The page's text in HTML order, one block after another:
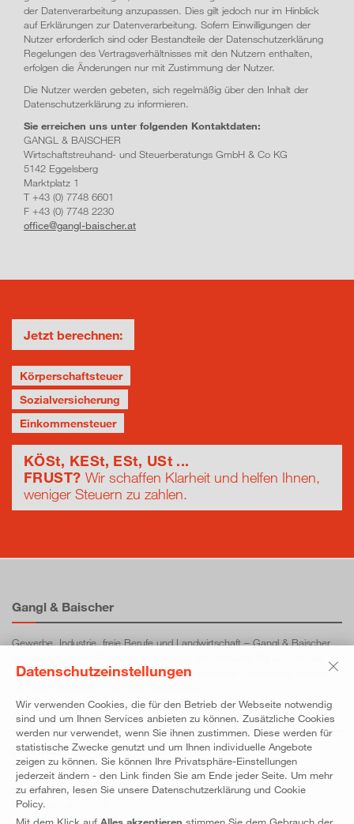
der Datenverarbeitung anzupassen. Dies gilt jedoch nur im Hinblick
auf Erklärungen zur Datenverarbeitung. Sofern Einwilligungen der
Nutzer erforderlich sind oder Bestandteile der Datenschutz­erklärung
Regelungen des Vertrags­verhältnisses mit den Nutzern enthalten,
erfolgen die Änderungen nur mit Zustimmung der Nutzer.
Die Nutzer werden gebeten, sich regelmäßig über den Inhalt der
Datenschutz­erklärung zu informieren.
Sie erreichen uns unter folgenden Kontaktdaten:
GANGL & BAISCHER
Wirtschaftstreuhand- und Steuer­beratungs GmbH & Co KG
5142 Eggelsberg
Marktplatz 1
T +43 (0) 7748 6601
F +43 (0) 7748 2230
office@gangl-baischer.at
Jetzt berechnen:
Körperschaftsteuer
Sozialversicherung
Einkommensteuer
KÖSt, KESt, ESt, USt ...
FRUST? Wir schaffen Klarheit und helfen Ihnen,
weniger Steuern zu zahlen.
Gangl & Baischer
Gewerbe, Industrie, freie Berufe und Land­wirt­schaft – Gangl & Baischer
Erfahrung, individueller Beratung und konsequenter Umsetzung werden
Aktuelles
07.07.2026
Klienteninfo Juli 2026
05.06.2026
Klienteninfo Juni 2026
Datenschutzeinstellungen
Wir verwenden Cookies, die für den Betrieb der Webseite notwendig
sind und um Ihnen Services anbieten zu können. Zusätzliche Cookies
werden nur verwendet, wenn Sie ihnen zustimmen. Diese werden für
statistische Zwecke genutzt und um Ihnen individuelle Angebote
zeigen zu können. Sie können Ihre Privatsphäre-Einstellungen
jederzeit ändern - den Link finden Sie am Ende jeder Seite. Um mehr
zu erfahren, lesen Sie unsere Datenschutzerklärung und Cookie
Policy.